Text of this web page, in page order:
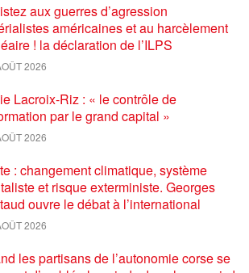
aux guerres d’agression
américaines et au harcèlement
! la déclaration de l’ILPS
2026
Lacroix-Riz : « le contrôle de
par le grand capital »
2026
: changement climatique, système
et risque exterministe. Georges
ouvre le débat à l’international
2026
les partisans de l’autonomie corse se